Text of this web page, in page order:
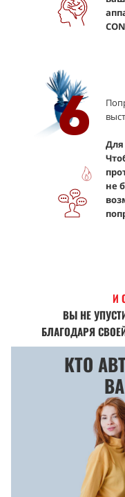
Для
не
6
И
ВЫ НЕ
БЛАГОДАРЯ
КТО